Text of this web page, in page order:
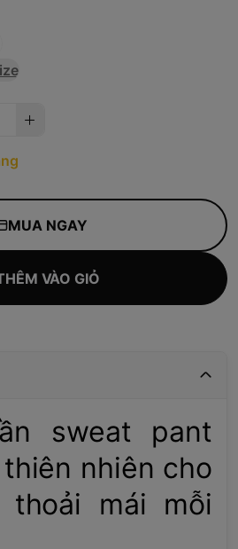
MUA NGAY
VÀO GIỎ
sweat pant
nhiên cho
thoải mái mỗi